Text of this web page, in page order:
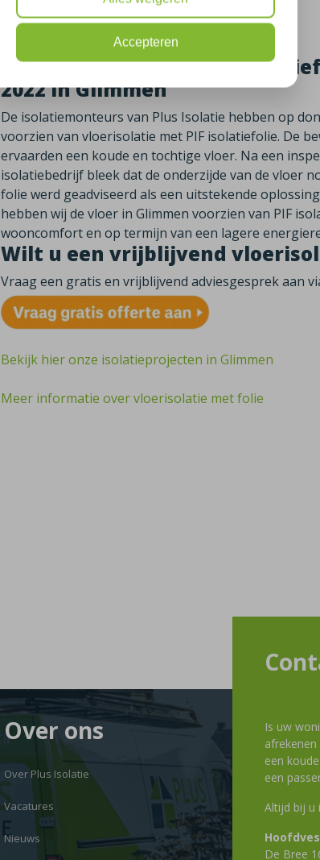
Glimmen, 30-06-2022
Vloerisolatie d.m.v. PIF
2022 in Glimmen
De isolatiemonteurs van Plus Isolatie hebben op
voorzien van vloerisolatie met PIF isolatiefolie. De
ervaarden een koude en tochtige vloer. Na een
isolatiebedrijf bleek dat de onderzijde van de vloer
folie werd geadviseerd als een uitstekende
hebben wij de vloer in Glimmen voorzien van PIF
wooncomfort en op termijn van een lagere
Wilt u een vrijblijvend
Vraag een gratis en vrijblijvend adviesgesprek aan
Bekijk hier onze isolatieprojecten in Glimmen
Meer informatie over vloerisolatie met folie
Over ons
Over Plus Isolatie
Vacatures
Nieuws
Is uw
een
een
Altijd bij u
De Bree
Accepteren